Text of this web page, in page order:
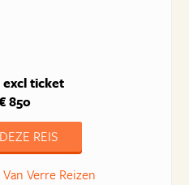
excl ticket
850
REIS
Verre Reizen